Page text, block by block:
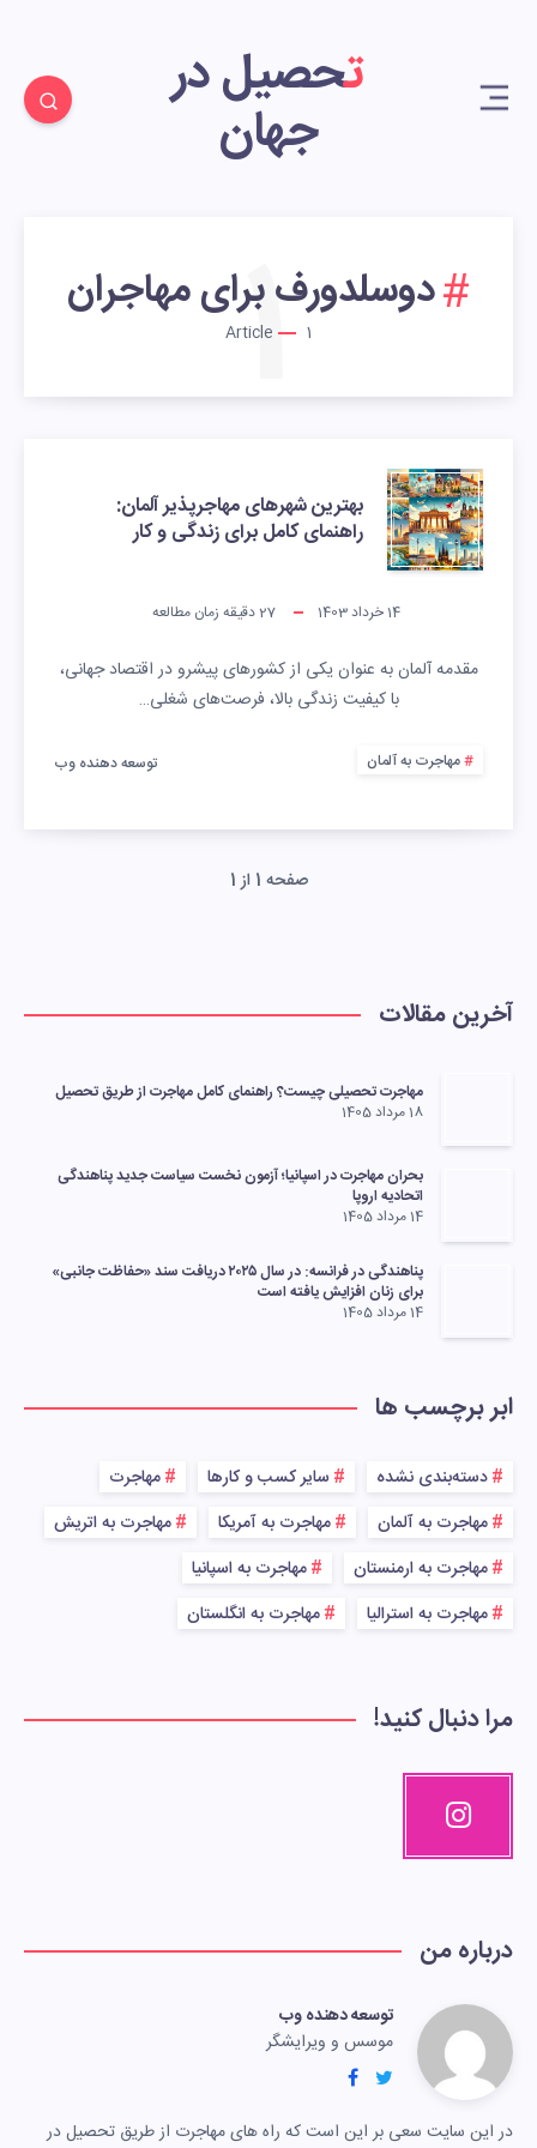
تحصیل در
جهان
دوسلدورف برای مهاجران
1
1
بهترین شهرهای مهاجرپذیر آلمان:
راهنمای کامل برای زندگی و کار
14 خرداد 1403 27دقیقه زمان مطالعه
مقدمه آلمان به عنوان یکی از کشورهای پیشرو در اقتصاد جهانی،
با کیفیت زندگی بالا، فرصت‌های شغلی…
مهاجرت به آلمان توسعه دهنده وب
صفحه 1 از 1
آخرین مقالات
مهاجرت تحصیلی چیست؟ راهنمای کامل مهاجرت از طریق تحصیل
18 مرداد 1405
بحران مهاجرت در اسپانیا؛ آزمون نخست سیاست جدید پناهندگی
اتحادیه اروپا
14 مرداد 1405
پناهندگی در فرانسه: در سال ۲۰۲۵ دریافت سند «حفاظت جانبی»
برای زنان افزایش یافته است
14 مرداد 1405
ابر برچسب ها
دسته‌بندی نشده سایر کسب و کارها
مهاجرت
مهاجرت به آلمان
مهاجرت به آمریکا
مهاجرت به اتریش
مهاجرت به ارمنستان
مهاجرت به اسپانیا
مهاجرت به استرالیا
مهاجرت به انگلستان
مرا دنبال کنید!
درباره من
توسعه دهنده وب
موسس و ویرایشگر
در این سایت سعی بر این است که راه های مهاجرت از طریق تحصیل در